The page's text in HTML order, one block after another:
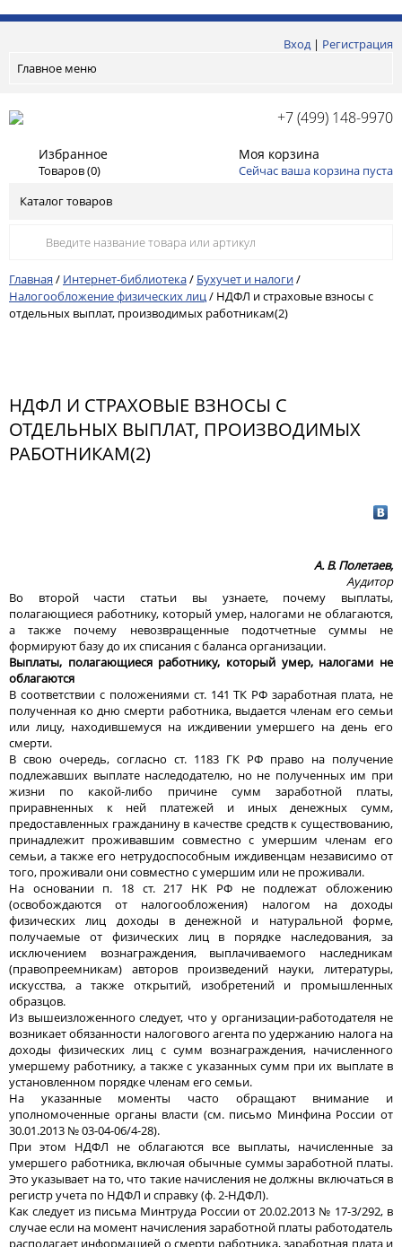
Вход| Регистрация
Главное меню
+7 (499) 148-9970
Избранное
Товаров (0)
Моя корзина
Сейчас ваша корзина пуста
Каталог товаров
Главная / Интернет-библиотека/ Бухучет и налоги/
Налогообложение физических лиц/ НДФЛ и страховые взносы с
отдельных выплат, производимых работникам(2)
НДФЛ И СТРАХОВЫЕ ВЗНОСЫ С
ОТДЕЛЬНЫХ ВЫПЛАТ, ПРОИЗВОДИМЫХ
РАБОТНИКАМ(2)
А. В. Полетаев,
Аудитор
Во второй части статьи вы узнаете, почему выплаты,
полагающиеся работнику, который умер, налогами не облагаются,
а также почему невозвращенные подотчетные суммы не
формируют базу до их списания с баланса организации.
Выплаты, полагающиеся работнику, который умер, налогами не
облагаются
В соответствии с положениями ст. 141 ТК РФ заработная плата, не
полученная ко дню смерти работника, выдается членам его семьи
или лицу, находившемуся на иждивении умершего на день его
смерти.
В свою очередь, согласно ст. 1183 ГК РФ право на получение
подлежавших выплате наследодателю, но не полученных им при
жизни по какой-либо причине сумм заработной платы,
приравненных к ней платежей и иных денежных сумм,
предоставленных гражданину в качестве средств к существованию,
принадлежит проживавшим совместно с умершим членам его
семьи, а также его нетрудоспособным иждивенцам независимо от
того, проживали они совместно с умершим или не проживали.
На основании п. 18 ст. 217 НК РФ не подлежат обложению
(освобождаются от налогообложения) налогом на доходы
физических лиц доходы в денежной и натуральной форме,
получаемые от физических лиц в порядке наследования, за
исключением вознаграждения, выплачиваемого наследникам
(правопреемникам) авторов произведений науки, литературы,
искусства, а также открытий, изобретений и промышленных
образцов.
Из вышеизложенного следует, что у организации-работодателя не
возникает обязанности налогового агента по удержанию налога на
доходы физических лиц с сумм вознаграждения, начисленного
умершему работнику, а также с указанных сумм при их выплате в
установленном порядке членам его семьи.
На указанные моменты часто обращают внимание и
уполномоченные органы власти (см. письмо Минфина России от
30.01.2013 № 03-04-06/4-28).
При этом НДФЛ не облагаются все выплаты, начисленные за
умершего работника, включая обычные суммы заработной платы.
Это указывает на то, что такие начисления не должны включаться в
регистр учета по НДФЛ и справку (ф. 2-НДФЛ).
Как следует из письма Минтруда России от 20.02.2013 № 17-3/292, в
случае если на момент начисления заработной платы работодатель
располагает информацией о смерти работника, заработная плата и